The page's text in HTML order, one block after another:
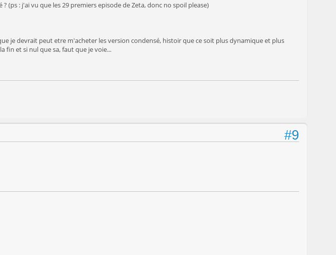
(ps : j'ai vu que les 29 premiers episode de Zeta, donc no spoil please)
je devrait peut etre m'acheter les version condensé, histoir que ce soit plus dynamique et plus
fin et si nul que sa, faut que je voie...
#9